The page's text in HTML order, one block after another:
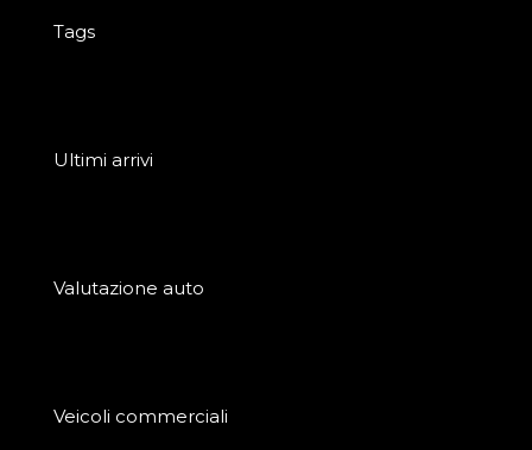
Tags
Ultimi arrivi
Valutazione auto
Veicoli commerciali